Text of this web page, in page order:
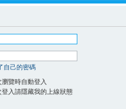
自己的密碼
瀏覽時自動登入
登入請隱藏我的上線狀態